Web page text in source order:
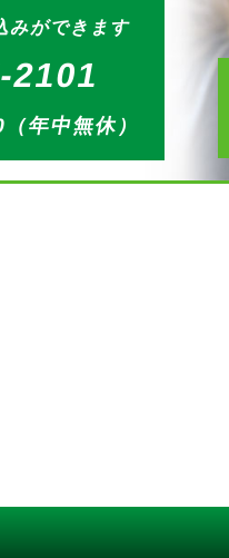
みができます
2101
年中無休）